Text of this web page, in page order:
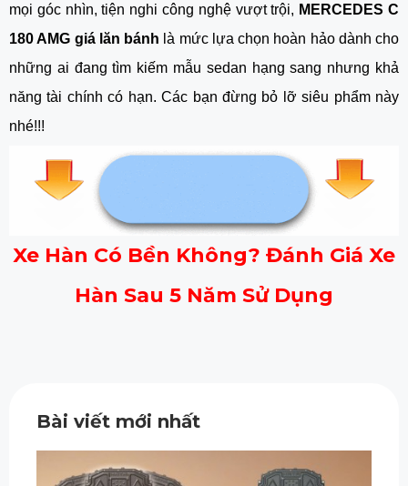
mọi góc nhìn, tiện nghi công nghệ vượt trội, MERCEDES C
180 AMG giá lăn bánh là mức lựa chọn hoàn hảo dành cho
những ai đang tìm kiếm mẫu sedan hạng sang nhưng khả
năng tài chính có hạn. Các bạn đừng bỏ lỡ siêu phẩm này
nhé!!!
Xe Hàn Có Bền Không? Đánh Giá Xe
Hàn Sau 5 Năm Sử Dụng
Bài viết mới nhất